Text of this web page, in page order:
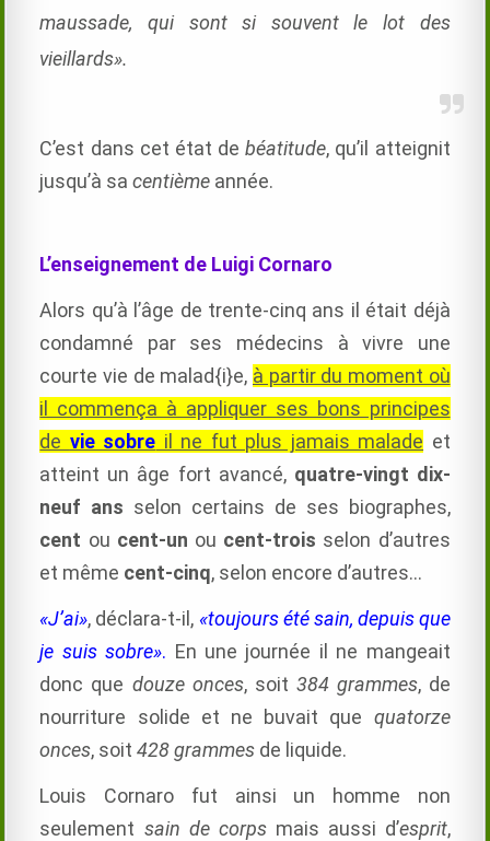
maussade, qui sont si souvent le lot des
vieillards».
C’est dans cet état debéatitude, qu’il atteignit
jusqu’à sacentième année.
L’enseignement de Luigi Cornaro
Alors qu’à l’âge de trente-cinq ans il était déjà
condamné par ses médecins à vivre une
courte vie de malad{i}e, à partir du moment où
il commença à appliquer ses bons principes
de vie sobre il ne fut plus jamais malade et
atteint un âge fort avancé, quatre-vingt dix-
neuf ans selon certains de ses biographes,
cent ou cent-un ou cent-trois selon d’autres
et même cent-cinq, selon encore d’autres…
«J’ai», déclara-t-il, «toujours été sain, depuis que
je suis sobre». En une journée il ne mangeait
donc que douze onces, soit 384 grammes, de
nourriture solide et ne buvait que quatorze
onces, soit428 grammes de liquide.
Louis Cornaro fut ainsi un homme non
seulement sain de corpsmais aussi d’esprit,